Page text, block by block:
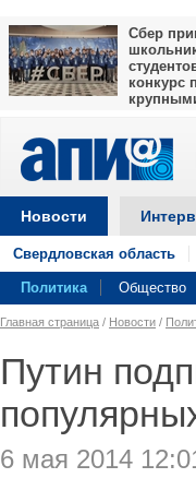
Сбер
конкурс
Новости
Свердловская область
Политика Общество
Главная страница / Новости /
Путин
6 мая 2014